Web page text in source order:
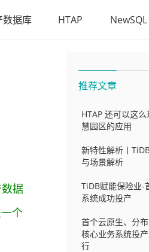
数据库 HTAP NewSQL
据
个
推荐文章
HTAP 还可以这
慧园区的应用
新特性解析丨
与场景解析
TiDB赋能保险业-
系统成功投产
首个云原生、分
核心业务系统投
行